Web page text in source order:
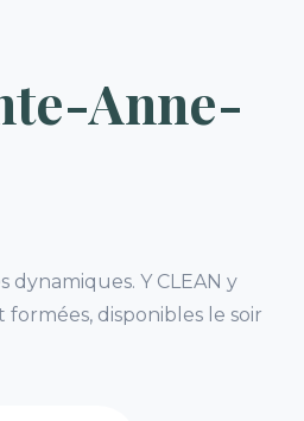
Anne-
Y CLEAN y
disponibles le soir